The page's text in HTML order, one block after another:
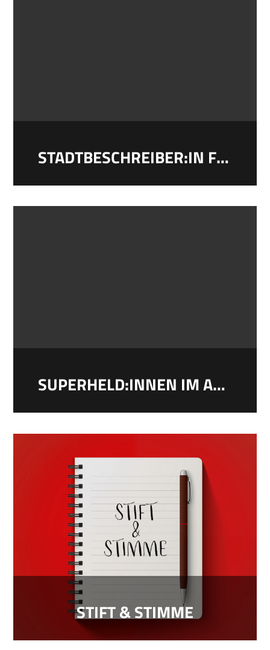
STADTBESCHREIBER:IN FÜR DORTMUND 2026
SUPERHELD:INNEN IM ALLTAG
STIFT & STIMME